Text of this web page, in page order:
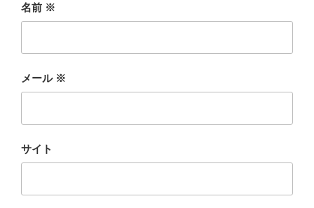
名前 ※
メール ※
サイト